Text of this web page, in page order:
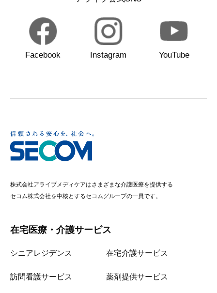
Facebook Instagram YouTube
株式会社アライブメディケアはさまざまな介護医療を提供する
セコム株式会社を中核とするセコムグループの一員です。
在宅医療・介護サービス
シニアレジデンス 在宅介護サービス
訪問看護サービス 薬剤提供サービス